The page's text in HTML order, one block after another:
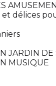
et délices
JARDIN
MUSIQUE